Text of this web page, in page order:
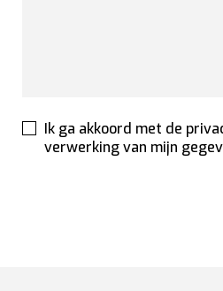
Ik ga akkoord met de
verwerking van mijn